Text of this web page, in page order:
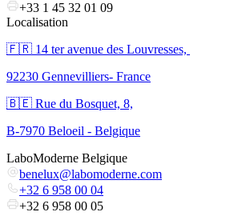
+33 1 45 32 01 09
Localisation
🇫🇷 ​14 ter avenue des Louvresses,
92230 Gennevilliers- France
🇧🇪 Rue du Bosquet, 8,
B-7970 Beloeil - Belgique
LaboModerne Belgique
benelux@labomoderne.com
+32 6 958 00 04
+32 6 958 00 05